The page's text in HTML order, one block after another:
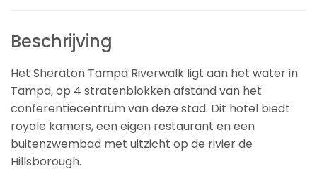
Beschrijving
Het Sheraton Tampa Riverwalk ligt aan het water in
Tampa, op 4 stratenblokken afstand van het
conferentiecentrum van deze stad. Dit hotel biedt
royale kamers, een eigen restaurant en een
buitenzwembad met uitzicht op de rivier de
Hillsborough.